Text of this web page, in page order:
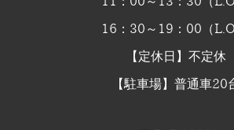
16：30～19：00（L.O.
【定休日】不定休
【駐車場】普通車20